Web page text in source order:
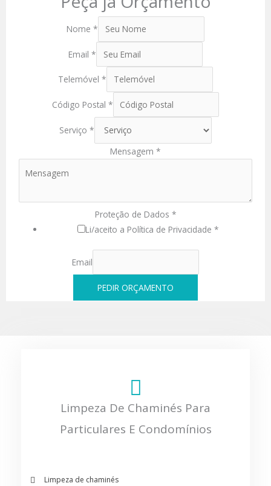
Nome*
Email*
Telemóvel*
Código Postal *
Serviço*
Mensagem *
Proteção de Dados *
Li/aceito a Política de Privacidade *
Email
PEDIR ORÇAMENTO
Limpeza De Chaminés Para
Particulares E Condomínios
Limpeza de chaminés